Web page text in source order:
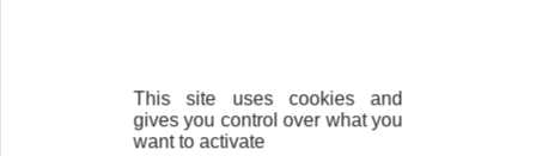
projet entrepreneurial
Découvrez qui ils sont !
This site uses cookies and
gives you control over what you
want to activate